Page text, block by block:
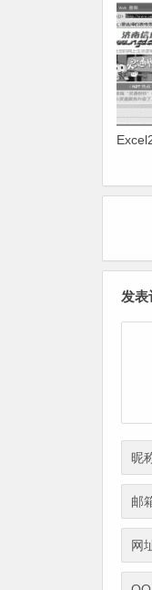
发表
昵
邮
网